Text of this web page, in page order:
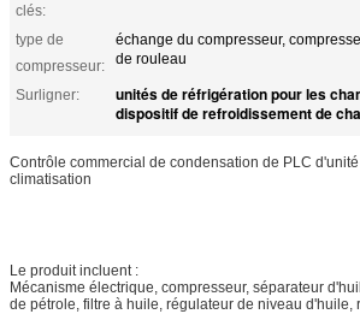
clés:
type de
compresseur:
échange du compresseur,
de rouleau
Surligner: unités de réfrigération pour les
dispositif de refroidissement de
Contrôle commercial de condensation de PLC
climatisation
Le produit incluent :
Mécanisme électrique, compresseur, séparateur
de pétrole, filtre à huile, régulateur de niveau d'huile,